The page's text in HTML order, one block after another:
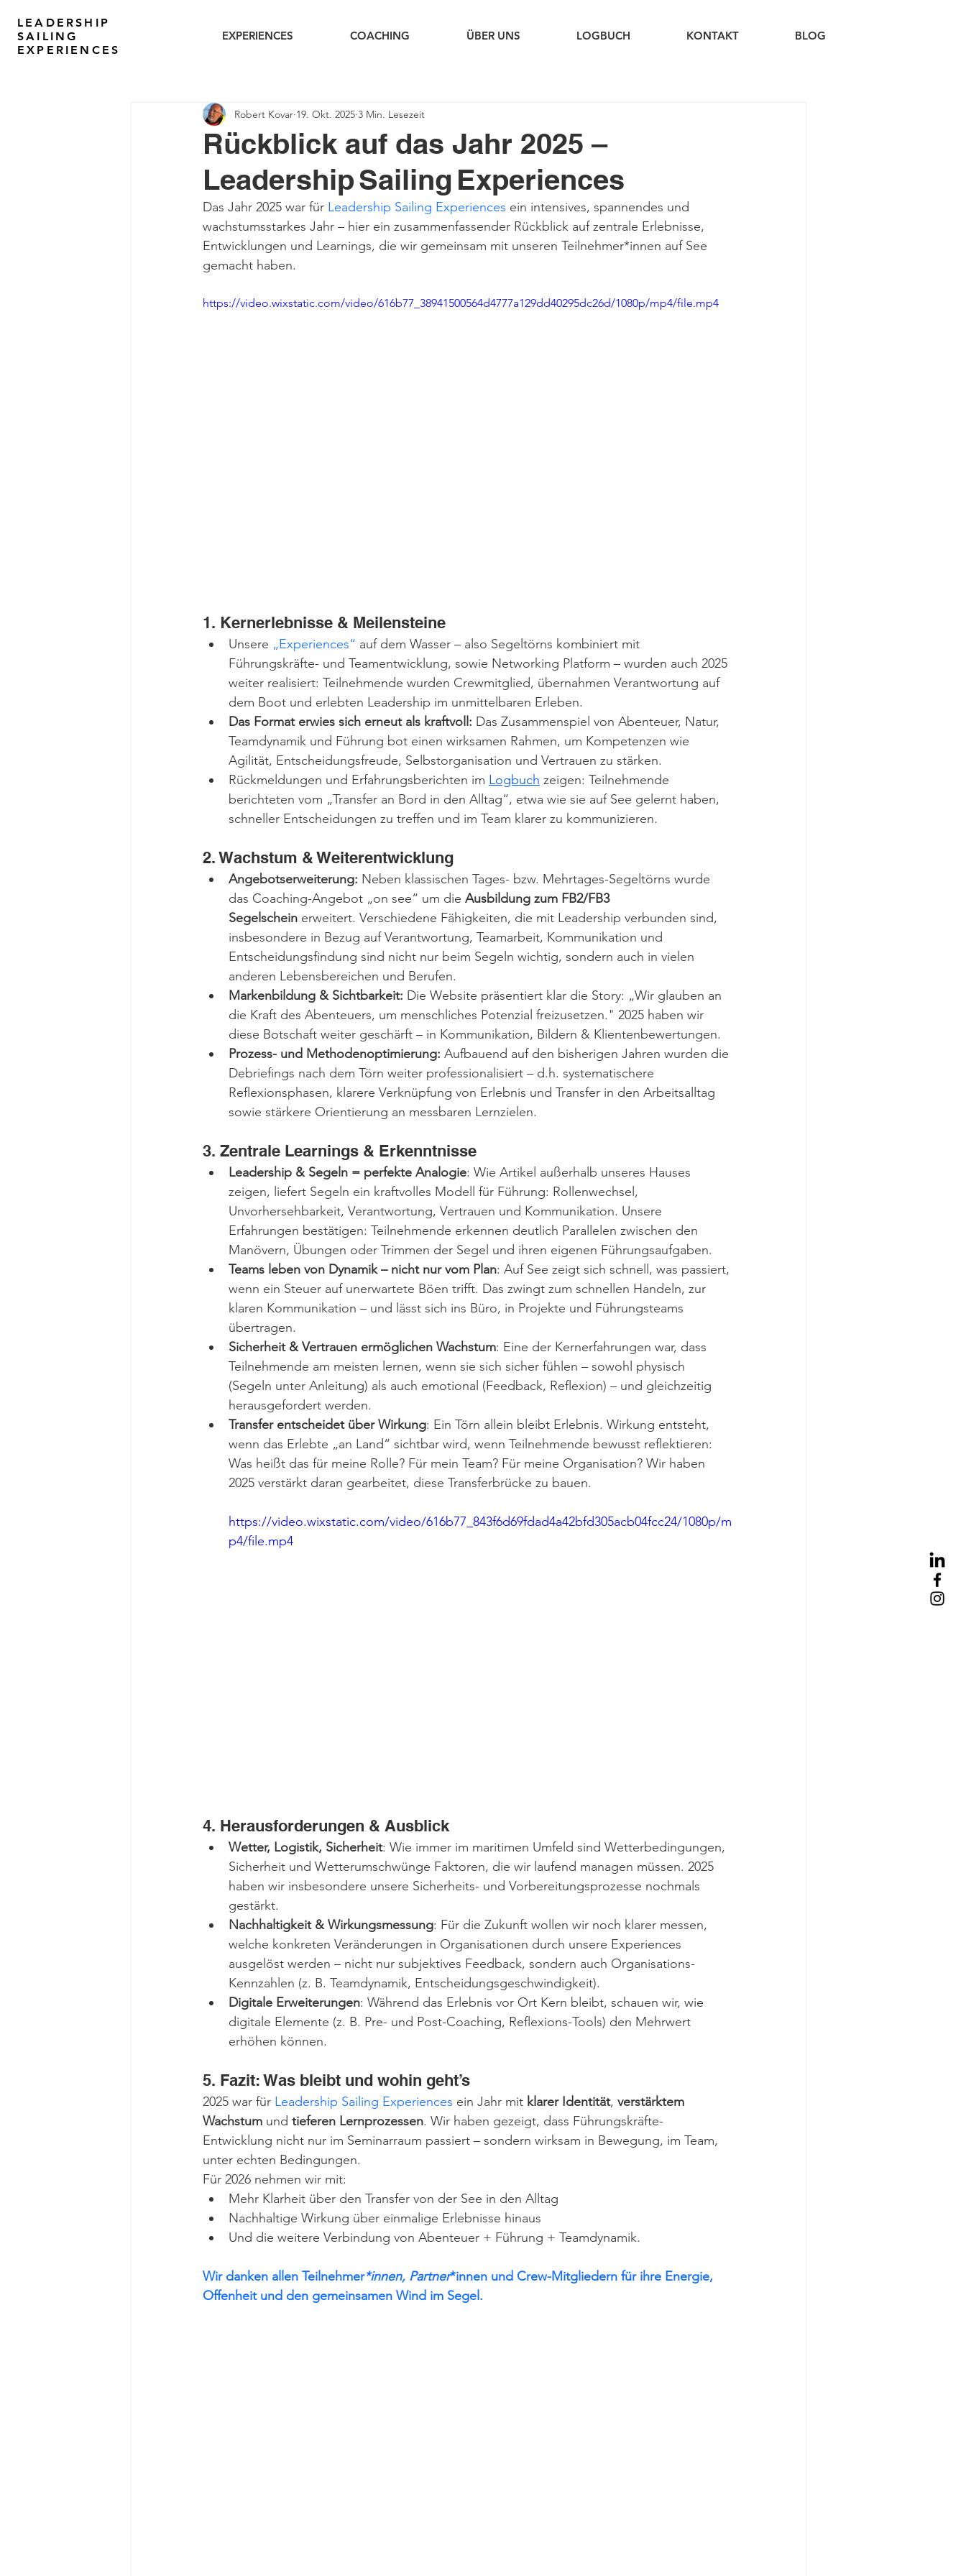
LEADERSHIP
SAILING
EXPERIENCES
EXPERIENCES COACHING ÜBER UNS LOGBUCH KONTAKT BLOG
Rückblick auf das Jahr 2025 –
Leadership Sailing Experiences
Robert Kovar 19. Okt. 2025 3 Min. Lesezeit
Das Jahr 2025 war für Leadership Sailing Experiences ein intensives, spannendes und
wachstumsstarkes Jahr – hier ein zusammenfassender Rückblick auf zentrale Erlebnisse,
Entwicklungen und Learnings, die wir gemeinsam mit unseren Teilnehmer*innen auf See
gemacht haben.
https://video.wixstatic.com/video/616b77_38941500564d4777a129dd40295dc26d/1080p/mp4/file.mp4
1. Kern­erlebnisse & Meilensteine
Unsere „Experiences“ auf dem Wasser – also Segeltörns kombiniert mit
Führungskräfte- und Teamentwicklung, sowie Networking Platform – wurden auch 2025
weiter realisiert: Teilnehmende wurden Crewmitglied, übernahmen Verantwortung auf
dem Boot und erlebten Leadership im unmittelbaren Erleben.
Das Format erwies sich erneut als kraftvoll: Das Zusammenspiel von Abenteuer, Natur,
Teamdynamik und Führung bot einen wirksamen Rahmen, um Kompetenzen wie
Agilität, Entscheidungsfreude, Selbstorganisation und Vertrauen zu stärken.
Rückmeldungen und Erfahrungsberichten im Logbuch zeigen: Teilnehmende
berichteten vom „Transfer an Bord in den Alltag“, etwa wie sie auf See gelernt haben,
schneller Entscheidungen zu treffen und im Team klarer zu kommunizieren.
2. Wachstum & Weiterentwicklung
Angebotserweiterung: Neben klassischen Tages- bzw. Mehrtages-Segeltörns wurde
das Coaching-Angebot „on see“ um die Ausbildung zum FB2/FB3
Segelschein erweitert. Verschiedene Fähigkeiten, die mit Leadership verbunden sind,
insbesondere in Bezug auf Verantwortung, Teamarbeit, Kommunikation und
Entscheidungsfindung sind nicht nur beim Segeln wichtig, sondern auch in vielen
anderen Lebensbereichen und Berufen.
Markenbildung & Sichtbarkeit: Die Website präsentiert klar die Story: „Wir glauben an
die Kraft des Abenteuers, um menschliches Potenzial freizusetzen." 2025 haben wir
diese Botschaft weiter geschärft – in Kommunikation, Bildern & Klientenbewertungen.
Prozess- und Methodenoptimierung: Aufbauend auf den bisherigen Jahren wurden die
Debriefings nach dem Törn weiter professionalisiert – d.h. systematischere
Reflexionsphasen, klarere Verknüpfung von Erlebnis und Transfer in den Arbeits­alltag
sowie stärkere Orientierung an messbaren Lernzielen.
3. Zentrale Learnings & Erkenntnisse
Leadership & Segeln = perfekte Analogie: Wie Artikel außerhalb unseres Hauses
zeigen, liefert Segeln ein kraftvolles Modell für Führung: Rollenwechsel,
Unvorhersehbarkeit, Verantwortung, Vertrauen und Kommunikation. Unsere
Erfahrungen bestätigen: Teilnehmende erkennen deutlich Parallelen zwischen den
Manövern, Übungen oder Trimmen der Segel und ihren eigenen Führungsaufgaben.
Teams leben von Dynamik – nicht nur vom Plan: Auf See zeigt sich schnell, was passiert,
wenn ein Steuer auf unerwartete Böen trifft. Das zwingt zum schnellen Handeln, zur
klaren Kommunikation – und lässt sich ins Büro, in Projekte und Führungsteams
übertragen.
Sicherheit & Vertrauen ermöglichen Wachstum: Eine der Kernerfahrungen war, dass
Teilnehmende am meisten lernen, wenn sie sich sicher fühlen – sowohl physisch
(Segeln unter Anleitung) als auch emotional (Feedback, Reflexion) – und gleichzeitig
herausgefordert werden.
Transfer entscheidet über Wirkung: Ein Törn allein bleibt Erlebnis. Wirkung entsteht,
wenn das Erlebte „an Land“ sichtbar wird, wenn Teilnehmende bewusst reflektieren:
Was heißt das für meine Rolle? Für mein Team? Für meine Organisation? Wir haben
2025 verstärkt daran gearbeitet, diese Transferbrücke zu bauen.
https://video.wixstatic.com/video/616b77_843f6d69fdad4a42bfd305acb04fcc24/1080p/m
p4/file.mp4
4. Herausforderungen & Ausblick
Wetter, Logistik, Sicherheit: Wie immer im maritimen Umfeld sind Wetterbedingungen,
Sicherheit und Wetterumschwünge Faktoren, die wir laufend managen müssen. 2025
haben wir insbesondere unsere Sicherheits- und Vorbereitungsprozesse nochmals
gestärkt.
Nachhaltigkeit & Wirkungsmessung: Für die Zukunft wollen wir noch klarer messen,
welche konkreten Veränderungen in Organisationen durch unsere Experiences
ausgelöst werden – nicht nur subjektives Feedback, sondern auch Organisations-
Kennzahlen (z. B. Teamdynamik, Entscheidungs­geschwindigkeit).
Digitale Erweiterungen: Während das Erlebnis vor Ort Kern bleibt, schauen wir, wie
digitale Elemente (z. B. Pre- und Post-Coaching, Reflexions-Tools) den Mehrwert
erhöhen können.
5. Fazit: Was bleibt und wohin geht’s
2025 war für Leadership Sailing Experiences ein Jahr mit klarer Identität, verstärktem
Wachstum und tieferen Lernprozessen. Wir haben gezeigt, dass Führungskräfte-
Entwicklung nicht nur im Seminarraum passiert – sondern wirksam in Bewegung, im Team,
unter echten Bedingungen.
Für 2026 nehmen wir mit:
Mehr Klarheit über den Transfer von der See in den Alltag
Nachhaltige Wirkung über einmalige Erlebnisse hinaus
Und die weitere Verbindung von Abenteuer + Führung + Teamdynamik.
Wir danken allen Teilnehmer*innen, Partner*innen und Crew-Mitgliedern für ihre Energie,
Offenheit und den gemeinsamen Wind im Segel.